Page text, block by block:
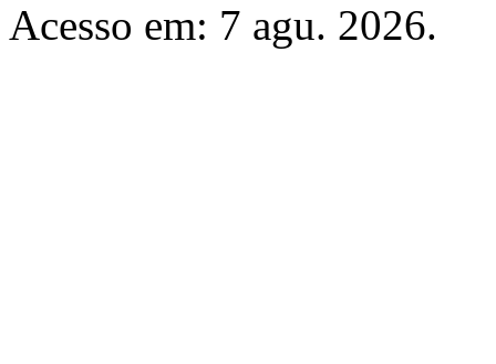
Acesso em: 7 agu. 2026.